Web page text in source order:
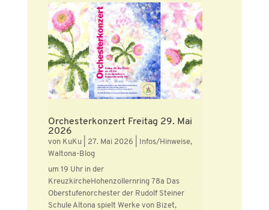
Orchesterkonzert Freitag 29. Mai
2026
von KuKu| 27. Mai 2026 Infos/Hinweise,
Waltona-Blog
um 19 Uhr in der
KreuzkircheHohenzollernring 78a Das
Oberstufenorchester der Rudolf Steiner
Schule Altona spielt Werke von Bizet,